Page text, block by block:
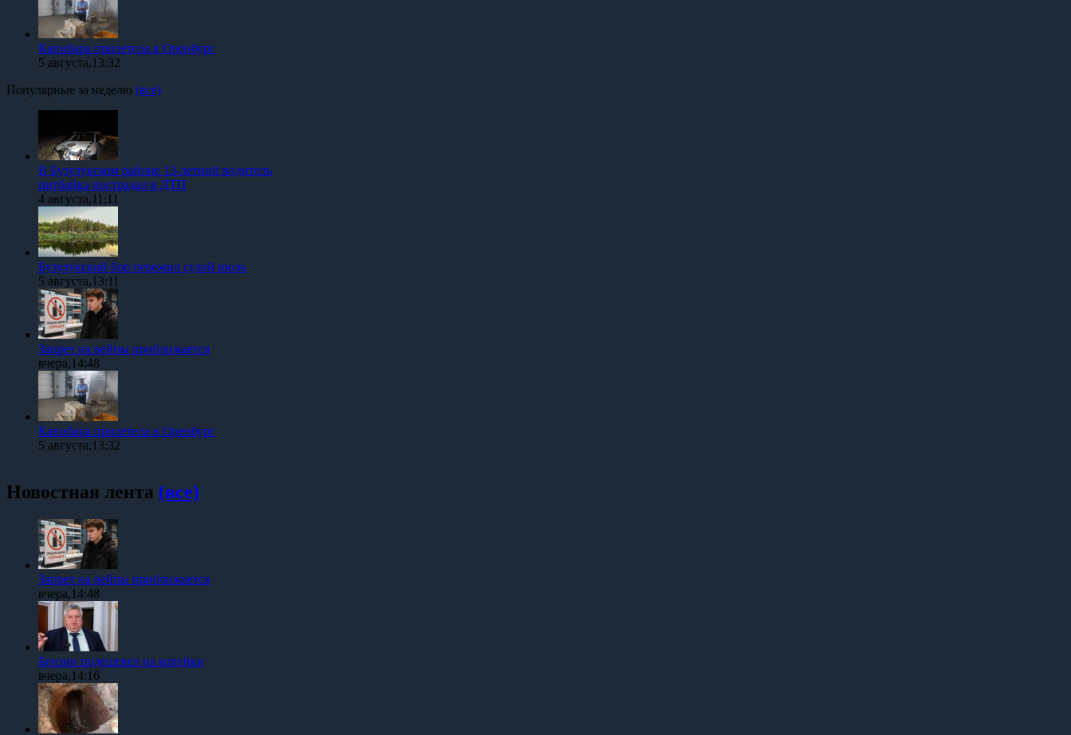
Капибара прилетела в Оренбург
5 августа,13:32
Популярные за неделю (все)
В Бузулукском районе 13-летний водитель
питбайка пострадал в ДТП
4 августа,11:11
Бузулукский бор пережил сухой июль
5 августа,13:11
Запрет на вейпы приближается
вчера,14:48
Капибара прилетела в Оренбург
5 августа,13:32
Новостная лента (все)
Запрет на вейпы приближается
вчера,14:48
Бензин подешевел на копейки
вчера,14:16